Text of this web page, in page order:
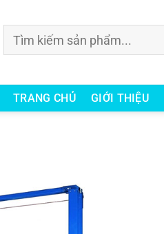
Tìm
TRANG CHỦ GIỚI THIỆU